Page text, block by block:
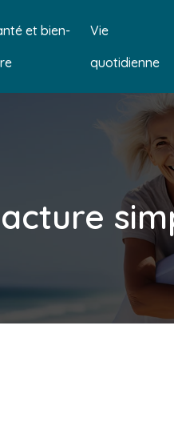
et bien-
Vie
quotidienne